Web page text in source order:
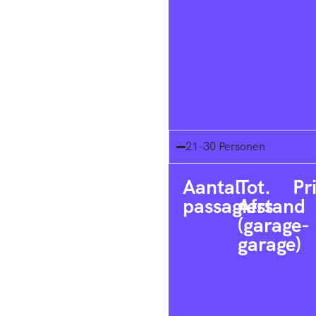
21-30 Personen
Aantal
passagiers
Tot.
Afstand
(garage-
garage)